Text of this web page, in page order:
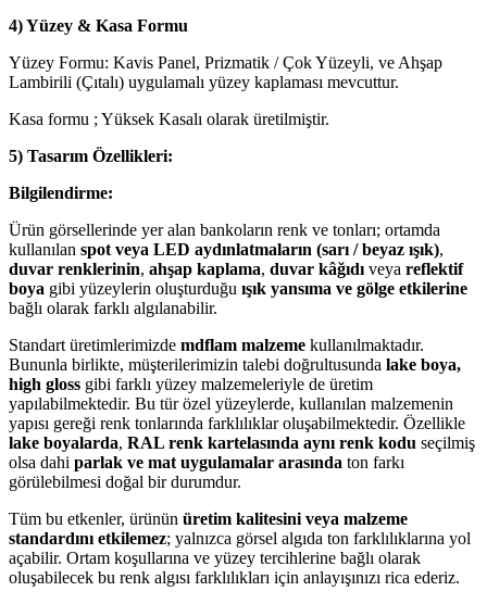
4) Yüzey & Kasa Formu
Yüzey Formu: Kavis Panel, Prizmatik / Çok Yüzeyli, ve Ahşap
Lambirili (Çıtalı) uygulamalı yüzey kaplaması mevcuttur.
Kasa formu ; Yüksek Kasalı olarak üretilmiştir.
5) Tasarım Özellikleri:
Bilgilendirme:
Ürün görsellerinde yer alan bankoların renk ve tonları; ortamda
kullanılan spot veya LED aydınlatmaların (sarı / beyaz ışık),
duvar renklerinin, ahşap kaplama, duvar kâğıdı veya reflektif
boya gibi yüzeylerin oluşturduğu ışık yansıma ve gölge etkilerine
bağlı olarak farklı algılanabilir.
Standart üretimlerimizde mdflam malzeme kullanılmaktadır.
Bununla birlikte, müşterilerimizin talebi doğrultusunda lake boya,
high gloss gibi farklı yüzey malzemeleriyle de üretim
yapılabilmektedir. Bu tür özel yüzeylerde, kullanılan malzemenin
yapısı gereği renk tonlarında farklılıklar oluşabilmektedir. Özellikle
lake boyalarda, RAL renk kartelasında aynı renk kodu seçilmiş
olsa dahi parlak ve mat uygulamalar arasında ton farkı
görülebilmesi doğal bir durumdur.
Tüm bu etkenler, ürünün üretim kalitesini veya malzeme
standardını etkilemez; yalnızca görsel algıda ton farklılıklarına yol
açabilir. Ortam koşullarına ve yüzey tercihlerine bağlı olarak
oluşabilecek bu renk algısı farklılıkları için anlayışınızı rica ederiz.